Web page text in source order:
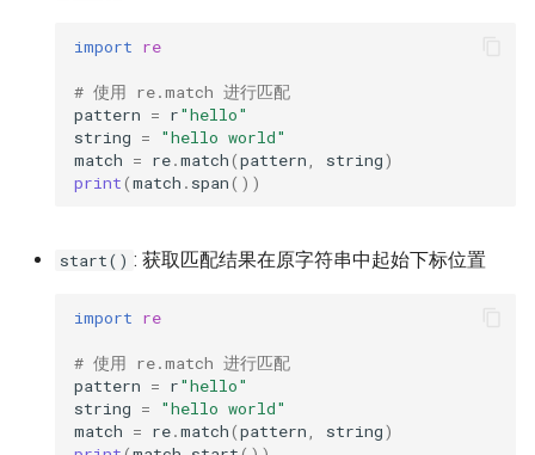
import re
# 使用 re.match 进行匹配
pattern = r"hello"
string =
"hello world"
match = re.match(pattern string)
print(match . span())
start() : 获取匹配结果在原字符串中起始下标位置
import re
# 使用 re.match 进行匹配
pattern = r"hello"
string =
"hello world"
match = re.match(pattern string)